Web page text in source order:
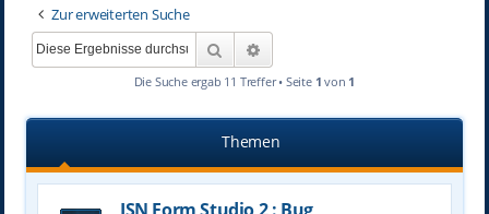
Zur erweiterten Suche
Suche
Die Suche ergab 11 Treffer • Seite 1 von 1
Themen
ISN Form Studio 2 : Bug